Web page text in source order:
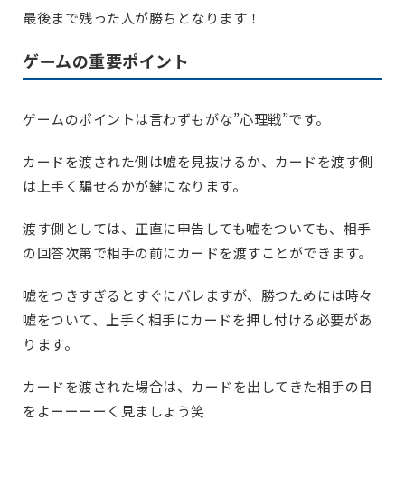
最後まで残った人が勝ちとなります！
ゲームの重要ポイント
ゲームのポイントは言わずもがな”心理戦”です。
カードを渡された側は嘘を見抜けるか、カードを渡す側
は上手く騙せるかが鍵になります。
渡す側としては、正直に申告しても嘘をついても、相手
の回答次第で相手の前にカードを渡すことができます。
嘘をつきすぎるとすぐにバレますが、勝つためには時々
嘘をついて、上手く相手にカードを押し付ける必要があ
ります。
カードを渡された場合は、カードを出してきた相手の目
をよーーーーく見ましょう笑